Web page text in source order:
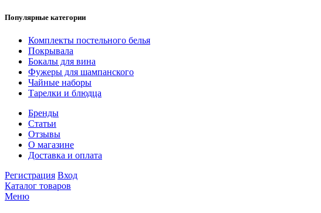
Популярные категории
Комплекты постельного белья
Покрывала
Бокалы для вина
Фужеры для шампанского
Чайные наборы
Тарелки и блюдца
Бренды
Статьи
Отзывы
О магазине
Доставка и оплата
Регистрация Вход
Каталог товаров
Меню